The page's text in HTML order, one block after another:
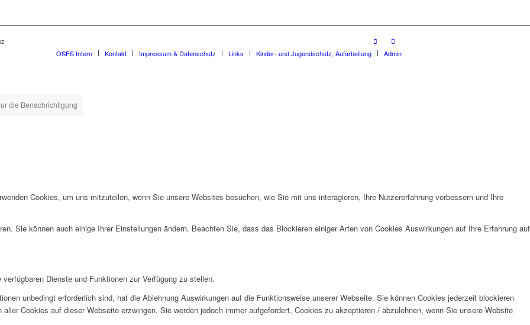
OSFS Intern
Kontakt Impressum & Datenschutz Links Kinder- und Jugendschutz, Aufarbeitung Admin
die Benachrichtigung
Cookies, um uns mitzuteilen, wenn Sie unsere Websites besuchen, wie Sie mit uns interagieren, Ihre Nutzererfahrung verbessern und Ihre
Sie können auch einige Ihrer Einstellungen ändern. Beachten Sie, dass das Blockieren einiger Arten von Cookies Auswirkungen auf Ihre Erfahrung auf
Dienste und Funktionen zur Verfügung zu stellen.
unbedingt erforderlich sind, hat die Ablehnung Auswirkungen auf die Funktionsweise unserer Webseite. Sie können Cookies jederzeit blockieren
Cookies auf dieser Webseite erzwingen. Sie werden jedoch immer aufgefordert, Cookies zu akzeptieren / abzulehnen, wenn Sie unsere Website